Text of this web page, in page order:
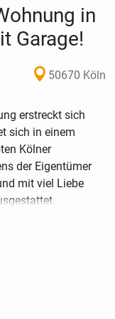
in
Garage!
50670 Köln
erstreckt sich
sich in einem
Kölner
der Eigentümer
mit viel Liebe
der
Die
Tresenelement
Balkon und ist mit